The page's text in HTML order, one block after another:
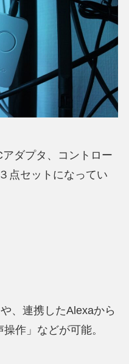
ダプタ、コントロー
点セットになってい
、連携したAlexaから
作」などが可能。